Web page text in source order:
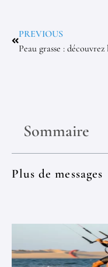
PREVIOUS
Sommaire
Plus de messages